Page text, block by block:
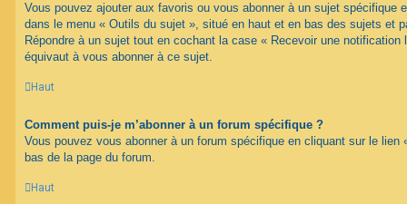
Vous pouvez ajouter aux favoris ou vous abonner à un sujet spécifique
dans le menu « Outils du sujet », situé en haut et en bas des sujets et
Répondre à un sujet tout en cochant la case « Recevoir une notification
équivaut à vous abonner à ce sujet.
Haut
Comment puis-je m’abonner à un forum spécifique ?
Vous pouvez vous abonner à un forum spécifique en cliquant sur le lien
bas de la page du forum.
Haut